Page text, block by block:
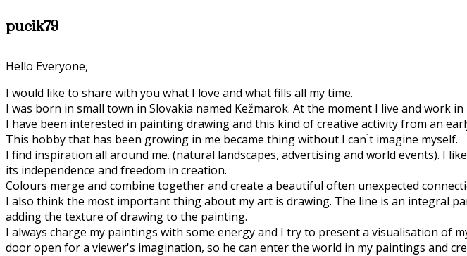
pucik79
Hello Everyone,
I would like to share with you what I love and what fills all my time.
I was born in small town in Slovakia named Kežmarok. At the moment I live and work
I have been interested in painting drawing and this kind of creative activity from an
This hobby that has been growing in me became thing without I can ́t imagine myself.
I find inspiration all around me. (natural landscapes, advertising and world events). I
its independence and freedom in creation.
Colours merge and combine together and create a beautiful often unexpected
I also think the most important thing about my art is drawing. The line is an integral
adding the texture of drawing to the painting.
I always charge my paintings with some energy and I try to present a visualisation of
door open for a viewer's imagination, so he can enter the world in my paintings and